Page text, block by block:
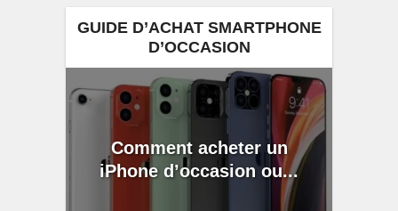
GUIDE D’ACHAT SMARTPHONE
D’OCCASION
Comment acheter un
iPhone d’occasion ou...